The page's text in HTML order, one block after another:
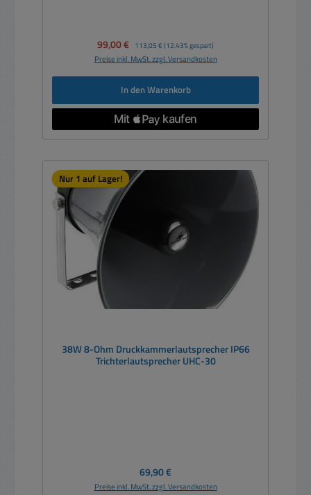
Verkaufspreis:
99,00 € Regulärer Preis:
113,05 € (12.43% gespart)
Preise inkl. MwSt. zzgl. Versandkosten
In den Warenkorb
Nur 1 auf Lager!
38W 8-Ohm Druckkammerlautsprecher IP66
Trichterlautsprecher UHC-30
Regulärer Preis:
69,90 €
Preise inkl. MwSt. zzgl. Versandkosten